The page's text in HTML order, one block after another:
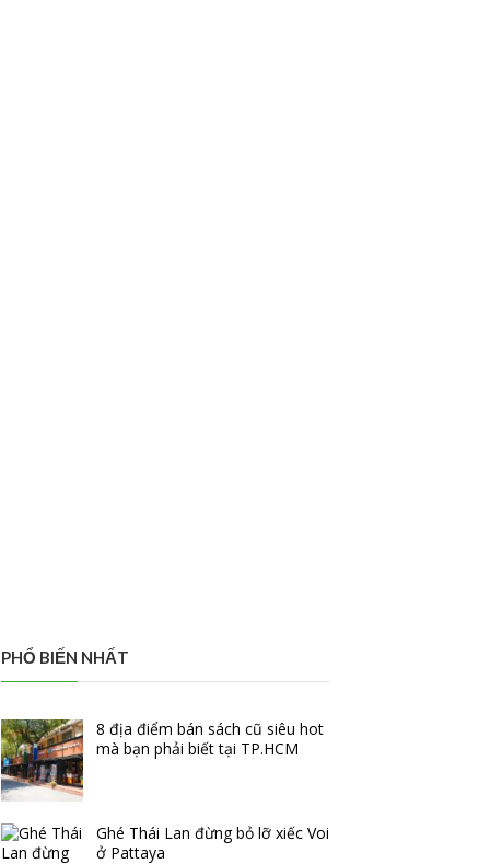
PHỔ BIẾN NHẤT
8 địa điểm bán sách cũ siêu hot
mà bạn phải biết tại TP.HCM
Ghé Thái Lan đừng bỏ lỡ xiếc Voi
ở Pattaya